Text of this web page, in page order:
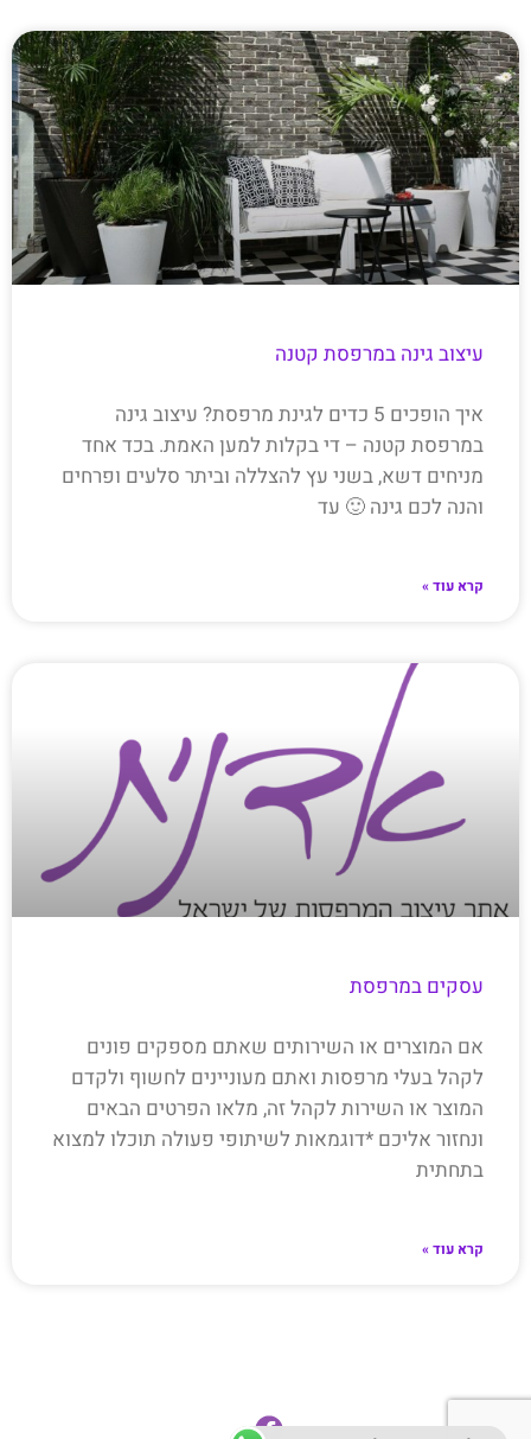
עיצוב גינה במרפסת קטנה
איך הופכים 5 כדים לגינת מרפסת? עיצוב גינה
במרפסת קטנה – די בקלות למען האמת. בכד אחד
מניחים דשא, בשני עץ להצללה וביתר סלעים ופרחים
והנה לכם גינה 🙂 עד
קרא עוד »
עסקים במרפסת
אם המוצרים או השירותים שאתם מספקים פונים
לקהל בעלי מרפסות ואתם מעוניינים לחשוף ולקדם
המוצר או השירות לקהל זה, מלאו הפרטים הבאים
ונחזור אליכם *דוגמאות לשיתופי פעולה תוכלו למצוא
בתחתית
קרא עוד »